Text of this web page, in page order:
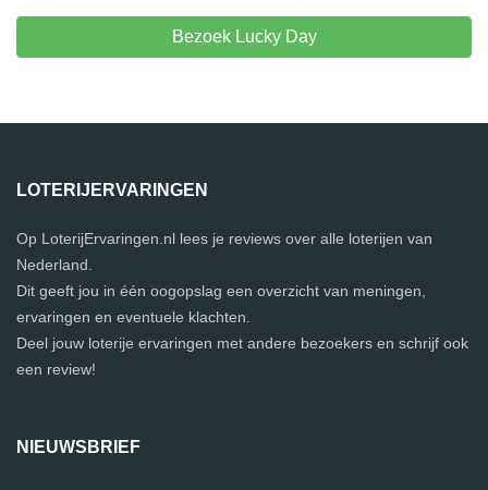
Bezoek Lucky Day
LOTERIJERVARINGEN
Op LoterijErvaringen.nl lees je reviews over alle loterijen van
Nederland.
Dit geeft jou in één oogopslag een overzicht van meningen,
ervaringen en eventuele klachten.
Deel jouw loterije ervaringen met andere bezoekers en schrijf ook
een review!
NIEUWSBRIEF